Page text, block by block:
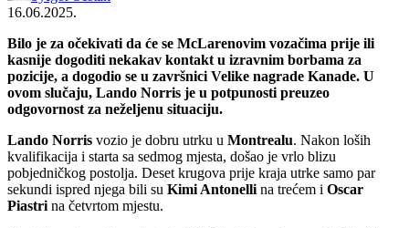
16.06.2025.
Bilo je za očekivati da će se McLarenovim vozačima prije ili
kasnije dogoditi nekakav kontakt u izravnim borbama za
pozicije, a dogodio se u završnici Velike nagrade Kanade. U
ovom slučaju, Lando Norris je u potpunosti preuzeo
odgovornost za neželjenu situaciju.
Lando Norris vozio je dobru utrku u Montrealu. Nakon loših
kvalifikacija i starta sa sedmog mjesta, došao je vrlo blizu
pobjedničkog postolja. Deset krugova prije kraja utrke samo par
sekundi ispred njega bili su Kimi Antonelli na trećem i Oscar
Piastri na četvrtom mjestu.